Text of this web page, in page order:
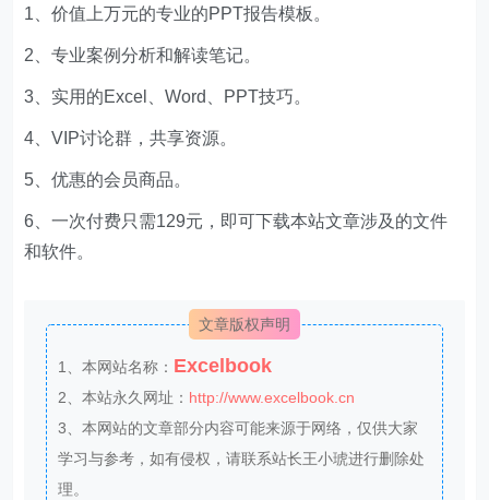
1、价值上万元的专业的PPT报告模板。
2、专业案例分析和解读笔记。
3、实用的Excel、Word、PPT技巧。
4、VIP讨论群，共享资源。
5、优惠的会员商品。
6、一次付费只需129元，即可下载本站文章涉及的文件
和软件。
文章版权声明
1、本网站名称： Excelbook
2、本站永久网址： http://www.excelbook.cn
3、本网站的文章部分内容可能来源于网络，仅供大家
学习与参考，如有侵权，请联系站长王小琥进行删除处
理。